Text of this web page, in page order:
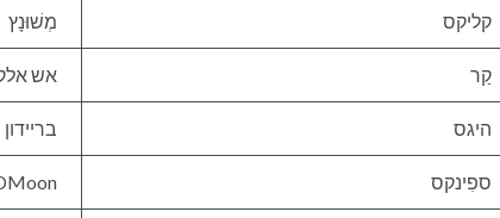
קליקס מְשׁוּנָץ
קַר אש
היגס בריידון
ספִינקס